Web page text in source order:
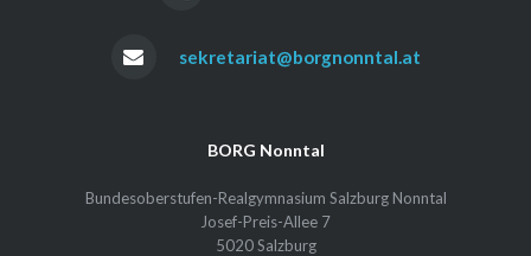
sekretariat@borgnonntal.at
BORG Nonntal
Bundesoberstufen-Realgymnasium Salzburg Nonntal
Josef-Preis-Allee 7
5020 Salzburg